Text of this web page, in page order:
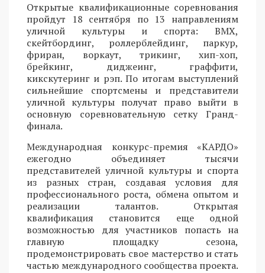
Открытые квалификационные соревнования
пройдут 18 сентября по 13 направлениям
уличной культуры и спорта: BMX,
скейтбординг, роллерблейдинг, паркур,
фриран, воркаут, трикинг, хип-хоп,
брейкинг, диджеинг, граффити,
кикскутеринг и рэп. По итогам выступлений
сильнейшие спортсмены и представители
уличной культуры получат право выйти в
основную соревновательную сетку Гранд-
финала.
Международная конкурс-премия «КАРДО»
ежегодно объединяет тысячи
представителей уличной культуры и спорта
из разных стран, создавая условия для
профессионального роста, обмена опытом и
реализации талантов. Открытая
квалификация становится еще одной
возможностью для участников попасть на
главную площадку сезона,
продемонстрировать свое мастерство и стать
частью международного сообщества проекта.